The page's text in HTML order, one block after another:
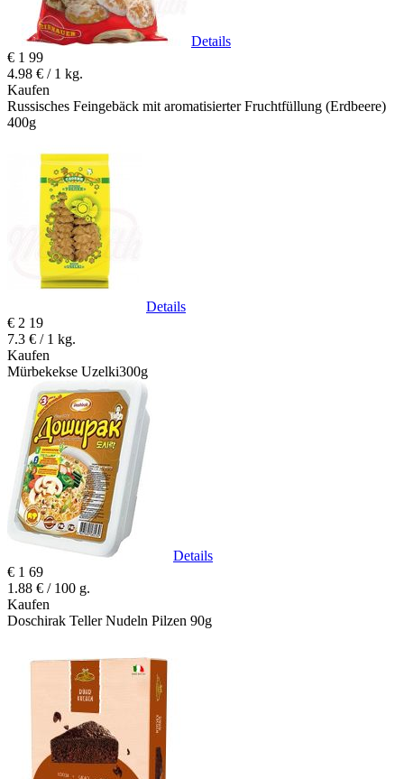
Details
€ 1 99
4.98 € / 1 kg.
Kaufen
Russisches Feingebäck mit aromatisierter Fruchtfüllung (Erdbeere)
400g
Details
€ 2 19
7.3 € / 1 kg.
Kaufen
Mürbekekse Uzelki300g
Details
€ 1 69
1.88 € / 100 g.
Kaufen
Doschirak Teller Nudeln Pilzen 90g